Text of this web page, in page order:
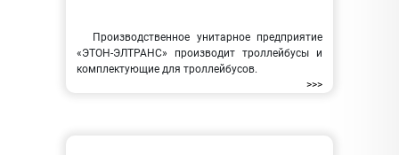
Производственное унитарное предприятие
«ЭТОН-ЭЛТРАНС» производит троллейбусы и
комплектующие для троллейбусов.
>>>